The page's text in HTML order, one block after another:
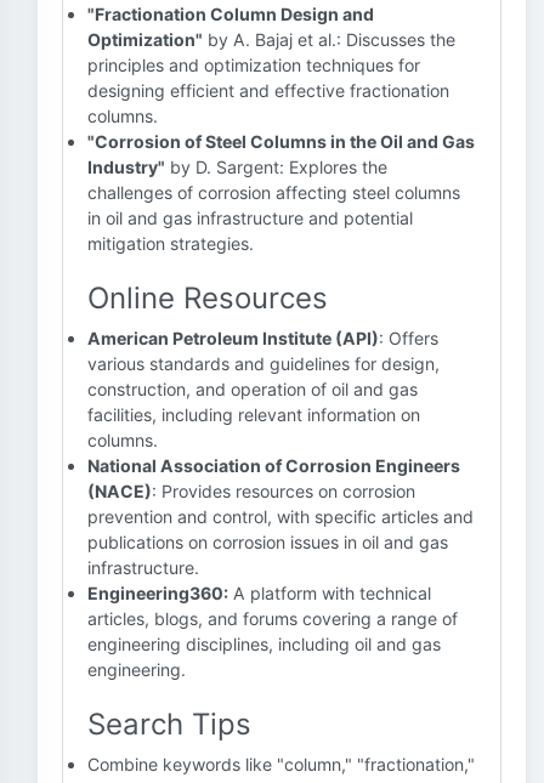
"Fractionation Column Design and
Optimization" by A. Bajaj et al.: Discusses the
principles and optimization techniques for
designing efficient and effective fractionation
columns.
"Corrosion of Steel Columns in the Oil and Gas
Industry" by D. Sargent: Explores the
challenges of corrosion affecting steel columns
in oil and gas infrastructure and potential
mitigation strategies.
Online Resources
American Petroleum Institute (API): Offers
various standards and guidelines for design,
construction, and operation of oil and gas
facilities, including relevant information on
columns.
National Association of Corrosion Engineers
(NACE): Provides resources on corrosion
prevention and control, with specific articles and
publications on corrosion issues in oil and gas
infrastructure.
Engineering360: A platform with technical
articles, blogs, and forums covering a range of
engineering disciplines, including oil and gas
engineering.
Search Tips
Combine keywords like "column," "fractionation,"